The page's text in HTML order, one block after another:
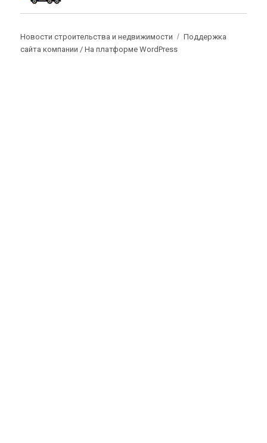
Новости строительства и недвижимости
Поддержка
сайта компании /На платформе WordPress